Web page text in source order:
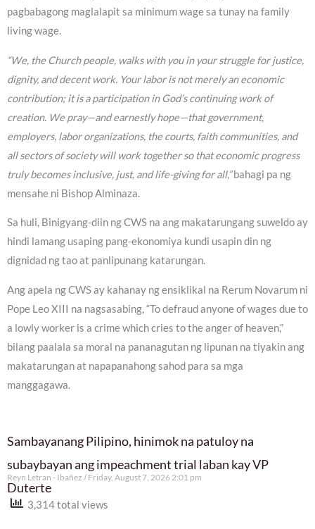
pagbabagong maglalapit sa minimum wage sa tunay na family
living wage.
“We, the Church people, walks with you in your struggle for justice,
dignity, and decent work. Your labor is not merely an economic
contribution; it is a participation in God’s continuing work of
creation. We pray—and earnestly hope—that government,
employers, labor organizations, the courts, faith communities, and
all sectors of society will work together so that economic progress
truly becomes inclusive, just, and life-giving for all,”bahagi pa ng
mensahe ni Bishop Alminaza.
Sa huli, Binigyang-diin ng CWS na ang makatarungang suweldo ay
hindi lamang usaping pang-ekonomiya kundi usapin din ng
dignidad ng tao at panlipunang katarungan.
Ang apela ng CWS ay kahanay ng ensiklikal na Rerum Novarum ni
Pope Leo XIII na nagsasabing, “To defraud anyone of wages due to
a lowly worker is a crime which cries to the anger of heaven,”
bilang paalala sa moral na pananagutan ng lipunan na tiyakin ang
makatarungan at napapanahong sahod para sa mga
manggagawa.
Sambayanang Pilipino, hinimok na patuloy na
subaybayan ang impeachment trial laban kay VP
Duterte
Reyn Letran - Ibañez Friday, August 7, 2026 2:01 pm
3,314 total views